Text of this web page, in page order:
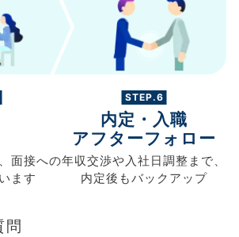
面接への
ます
STEP.6
内定・入職
アフターフォロー
年収交渉や入社日調整まで、
内定後もバックアップ
問